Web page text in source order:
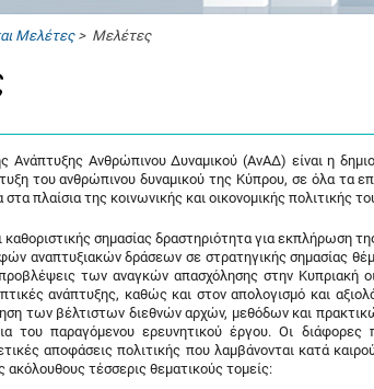
Μελέτες> Μελέτες
Ανάπτυξης Ανθρώπινου Δυναμικού (ΑνΑΔ) είναι η
του ανθρώπινου δυναμικού της Κύπρου, σε όλα τα
στα πλαίσια της κοινωνικής και οικονομικής πολιτικής
καθοριστικής σημασίας δραστηριότητα για
αναπτυξιακών δράσεων σε στρατηγικής σημασίας
των αναγκών απασχόλησης στην Κυπριακή
ανάπτυξης, καθώς και στον απολογισμό και
των βέλτιστων διεθνών αρχών, μεθόδων και
του παραγόμενου ερευνητικού έργου. Οι
αποφάσεις πολιτικής που λαμβάνονται κατά
ακόλουθους τέσσερις θεματικούς τομείς: